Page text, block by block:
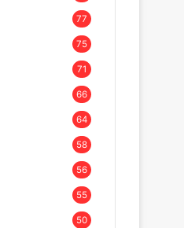
77
75
71
66
64
58
56
55
50